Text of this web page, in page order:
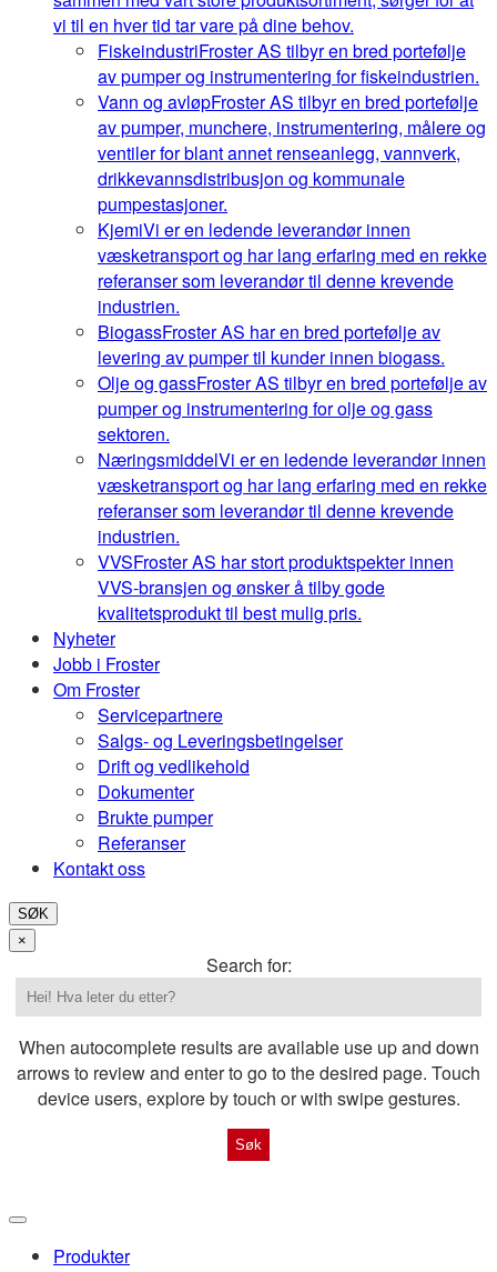
vi til en hver tid tar vare på dine behov.
FiskeindustriFroster AS tilbyr en bred portefølje
av pumper og instrumentering for fiskeindustrien.
Vann og avløpFroster AS tilbyr en bred portefølje
av pumper, munchere, instrumentering, målere og
ventiler for blant annet renseanlegg, vannverk,
drikkevannsdistribusjon og kommunale
pumpestasjoner.
KjemiVi er en ledende leverandør innen
væsketransport og har lang erfaring med en rekke
referanser som leverandør til denne krevende
industrien.
BiogassFroster AS har en bred portefølje av
levering av pumper til kunder innen biogass.
Olje og gassFroster AS tilbyr en bred portefølje av
pumper og instrumentering for olje og gass
sektoren.
NæringsmiddelVi er en ledende leverandør innen
væsketransport og har lang erfaring med en rekke
referanser som leverandør til denne krevende
industrien.
VVSFroster AS har stort produktspekter innen
VVS-bransjen og ønsker å tilby gode
kvalitetsprodukt til best mulig pris.
Nyheter
Jobb i Froster
Om Froster
Servicepartnere
Salgs- og Leveringsbetingelser
Drift og vedlikehold
Dokumenter
Brukte pumper
Referanser
Kontakt oss
SØK
×
Search for:
When autocomplete results are available use up and down
arrows to review and enter to go to the desired page. Touch
device users, explore by touch or with swipe gestures.
Produkter